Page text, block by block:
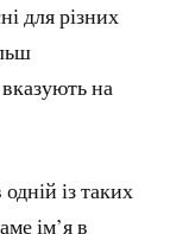
для різних
на
із таких
ім’я в